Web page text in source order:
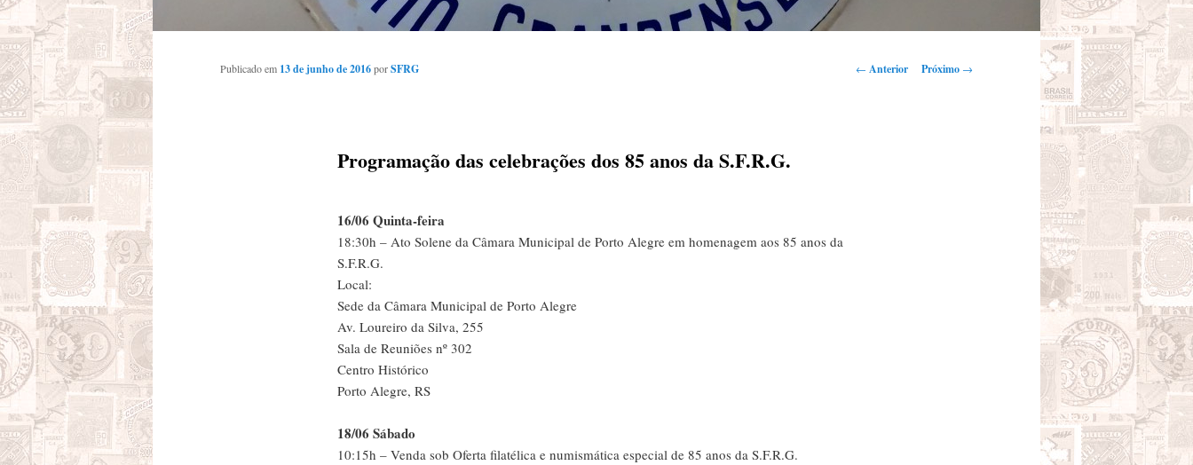
Navegação de Posts
← Anterior Próximo →
Programação das celebrações dos 85 anos da S.F.R.G.
Publicado em 13 de junho de 2016porSFRG
16/06 Quinta-feira
18:30h – Ato Solene da Câmara Municipal de Porto Alegre em homenagem aos 85 anos da
S.F.R.G.
Local:
Sede da Câmara Municipal de Porto Alegre
Av. Loureiro da Silva, 255
Sala de Reuniões nº 302
Centro Histórico
Porto Alegre, RS
18/06 Sábado
10:15h – Venda sob Oferta filatélica e numismática especial de 85 anos da S.F.R.G.